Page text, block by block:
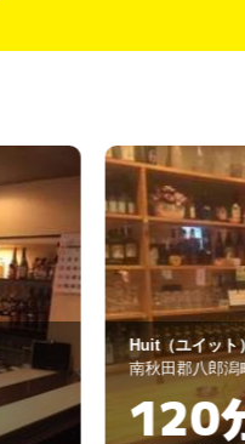
Huit（ユイット）
南秋田郡八郎潟
120